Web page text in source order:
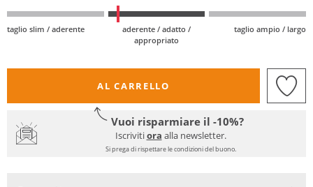
taglio slim / aderente
aderente / adatto /
appropriato
taglio ampio / largo
AL CARRELLO
Vuoi risparmiare il -10%?
Iscrivitiora alla newsletter.
Si prega di rispettare le condizioni del buono.